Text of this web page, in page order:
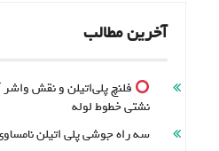
آخرین مطالب
فلنچ پلی‌اتیلن و نقش
نشتی خطوط لوله
سه راه جوشی پلی اتیلن